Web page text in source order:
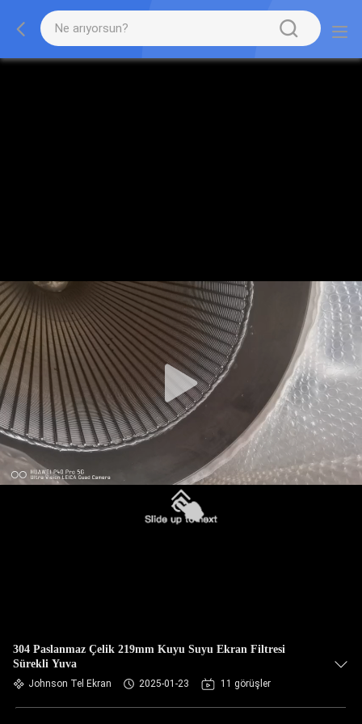
304 Paslanmaz Çelik 219mm Kuyu Suyu Ekran Filtresi
Sürekli Yuva
Johnson Tel Ekran 2025-01-23 11 görüşler